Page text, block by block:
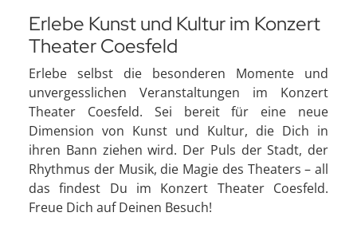
Erlebe Kunst und Kultur im Konzert
Theater Coesfeld
Erlebe selbst die besonderen Momente und
unvergesslichen Veranstaltungen im Konzert
Theater Coesfeld. Sei bereit für eine neue
Dimension von Kunst und Kultur, die Dich in
ihren Bann ziehen wird. Der Puls der Stadt, der
Rhythmus der Musik, die Magie des Theaters – all
das findest Du im Konzert Theater Coesfeld.
Freue Dich auf Deinen Besuch!